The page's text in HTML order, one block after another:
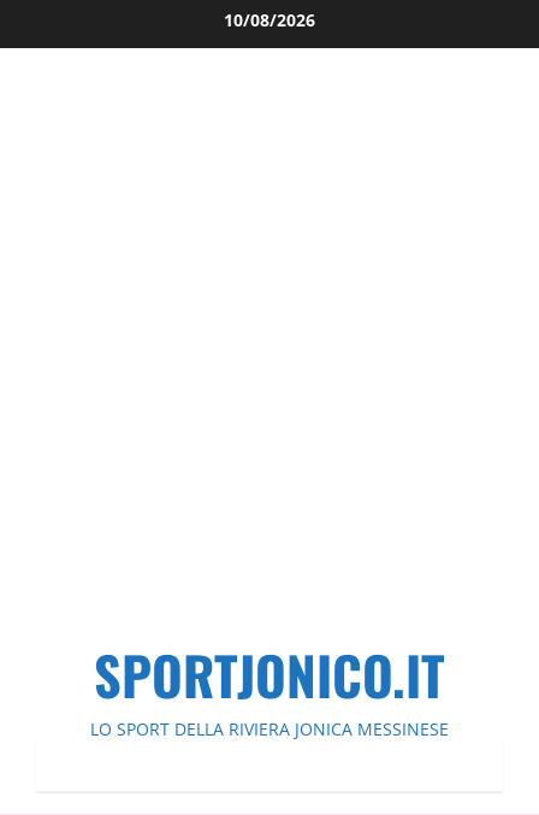
al
10/08/2026
SPORTJONICO.IT
LO SPORT DELLA RIVIERA JONICA MESSINESE